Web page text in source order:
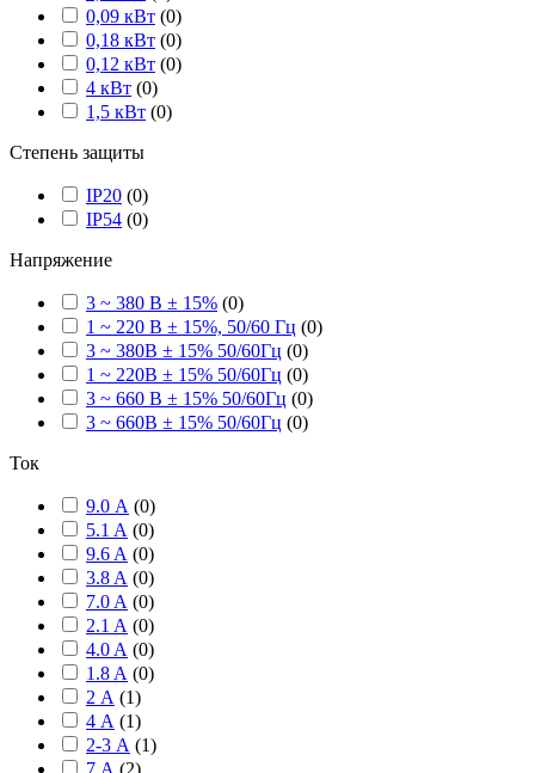
0,09 кВт (0)
0,18 кВт (0)
0,12 кВт (0)
4 кВт (0)
1,5 кВт (0)
Степень защиты
IP20 (0)
IP54 (0)
Напряжение
3 ~ 380 В ± 15% (0)
1 ~ 220 В ± 15%, 50/60 Гц (0)
3 ~ 380В ± 15% 50/60Гц (0)
1 ~ 220В ± 15% 50/60Гц (0)
3 ~ 660 В ± 15% 50/60Гц (0)
3 ~ 660В ± 15% 50/60Гц (0)
Ток
9.0 А (0)
5.1 A (0)
9.6 A (0)
3.8 A (0)
7.0 A (0)
2.1 A (0)
4.0 A (0)
1.8 A (0)
2 А (1)
4 А (1)
2-3 А (1)
7 А (2)